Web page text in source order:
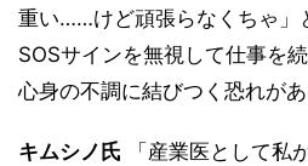
重い……けど頑張らなくちゃ」
SOSサインを無視して仕事を
心身の不調に結びつく恐れがあ
キムシノ氏 「産業医として私